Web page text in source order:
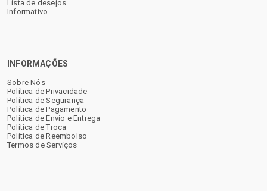
Lista de desejos
Informativo
INFORMAÇÕES
Sobre Nós
Política de Privacidade
Política de Segurança
Política de Pagamento
Política de Envio e Entrega
Política de Troca
Política de Reembolso
Termos de Serviços